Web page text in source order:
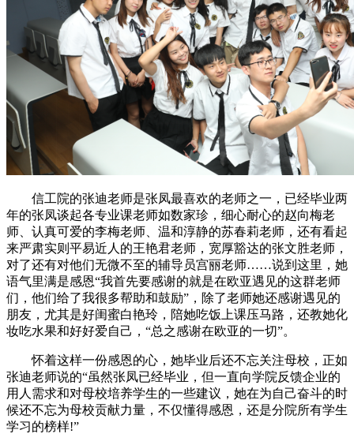
信工院的张迪老师是张凤最喜欢的老师之一，已经毕业两
年的张凤谈起各专业课老师如数家珍，细心耐心的赵向梅老
师、认真可爱的李梅老师、温和淳静的苏春莉老师，还有看起
来严肃实则平易近人的王艳君老师，宽厚豁达的张文胜老师，
对了还有对他们无微不至的辅导员宫丽老师……说到这里，她
语气里满是感恩“我首先要感谢的就是在欧亚遇见的这群老师
们，他们给了我很多帮助和鼓励”，除了老师她还感谢遇见的
朋友，尤其是好闺蜜白艳玲，陪她吃饭上课压马路，还教她化
妆吃水果和好好爱自己，“总之感谢在欧亚的一切”。
怀着这样一份感恩的心，她毕业后还不忘关注母校，正如
张迪老师说的“虽然张凤已经毕业，但一直向学院反馈企业的
用人需求和对母校培养学生的一些建议，她在为自己奋斗的时
候还不忘为母校贡献力量，不仅懂得感恩，还是分院所有学生
学习的榜样!”